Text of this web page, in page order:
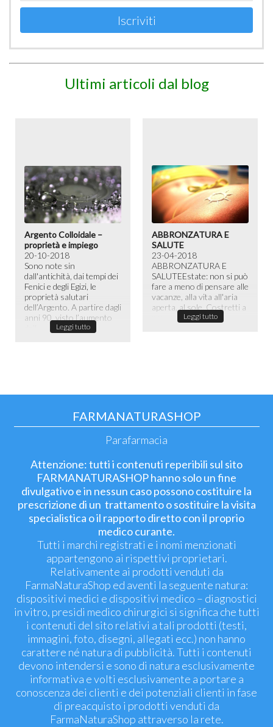
Iscriviti
Ultimi articoli dal blog
Argento Colloidale –
proprietà e impiego
20-10-2018
Sono note sin
dall'antichità, dai tempi dei
Fenici e degli Egizi, le
proprietà salutari
dell’Argento. A partire dagli
anni 90, visto l’aumento
Leggi tutto
ABBRONZATURA E
SALUTE
23-04-2018
ABBRONZATURA E
SALUTE​ Estate: non si può
fare a meno di pensare alle
vacanze, alla vita all'aria
aperta, al sole. Costretti a
passare la maggior ...
Leggi tutto
FARMANATURASHOP
Parafarmacia
Attenzione: tutti i contenuti reperibili sul sito
FARMANATURASHOP hanno solo un fine
divulgativo e in nessun caso possono costituire la
prescrizione di un trattamento o sostituire la visita
specialistica o il rapporto diretto con il proprio
medico curante.
Tutti i marchi registrati e i nomi menzionati
appartengono ai rispettivi proprietari.
Relativamente ai prodotti venduti da
FarmaNaturaShop ed aventi la seguente natura:
dispositivi medici e dispositivi medico – diagnostici
in vitro, presidi medico chirurgici si significa che tutti
i contenuti del sito relativi a tali prodotti (testi,
immagini, foto, disegni, allegati ecc.) non hanno
carattere né natura di pubblicità. Tutti i contenuti
devono intendersi e sono di natura esclusivamente
informativa e volti esclusivamente a portare a
conoscenza dei clienti e dei potenziali clienti in fase
di preacquisto i prodotti venduti da
FarmaNaturaShop attraverso la rete.